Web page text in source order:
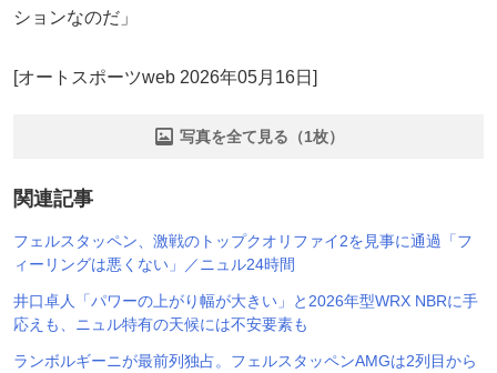
ションなのだ」
[オートスポーツweb 2026年05月16日]
写真を全て見る（1枚）
関連記事
フェルスタッペン、激戦のトップクオリファイ2を見事に通過「フ
ィーリングは悪くない」／ニュル24時間
井口卓人「パワーの上がり幅が大きい」と2026年型WRX NBRに手
応えも、ニュル特有の天候には不安要素も
ランボルギーニが最前列独占。フェルスタッペンAMGは2列目から